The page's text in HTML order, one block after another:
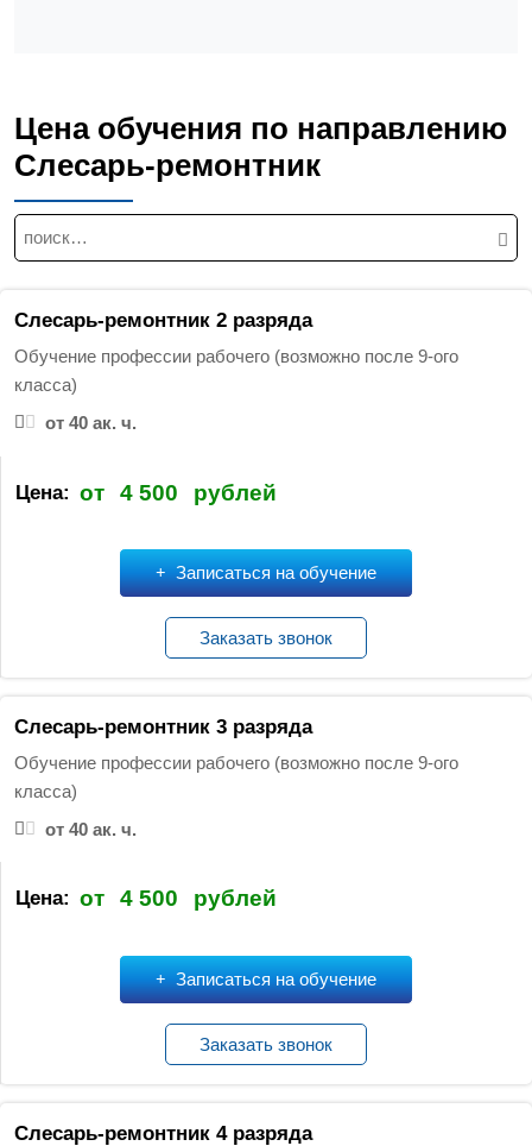
Цена обучения по направлению
Слесарь-ремонтник
Н
а
т
Слесарь-ремонтник 2 разряда
Обучение профессии рабочего (возможно после 9-ого
класса)
от 40 ак. ч.
Цена: от 4 500 рублей
Записаться на обучение
Заказать звонок
Слесарь-ремонтник 3 разряда
Обучение профессии рабочего (возможно после 9-ого
класса)
от 40 ак. ч.
Цена: от 4 500 рублей
Записаться на обучение
Заказать звонок
Слесарь-ремонтник 4 разряда